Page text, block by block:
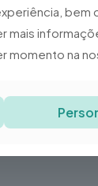
momento na